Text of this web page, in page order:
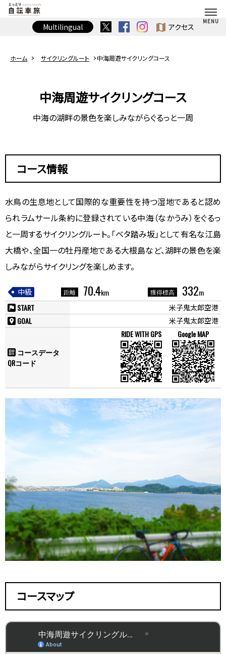
Multilingual map アクセス
ホーム サイクリングルート 中海周遊サイクリングコース
中海周遊サイクリングコース
中海の湖畔の景色を楽しみながらぐるっと一周
コース情報
水鳥の生息地として国際的な重要性を持つ湿地であると認め
られラムサール条約に登録されている中海（なかうみ）をぐるっ
と一周するサイクリングルート。「ベタ踏み坂」として有名な江島
大橋や、全国一の牡丹産地である大根島など、湖畔の景色を楽
しみながらサイクリングを楽しめます。
中級 距離 70.4km 獲得標高 332m
flag START 米子鬼太郎空港
place GOAL 米子鬼太郎空港
qr_code コースデータ
QRコード
コースマップ